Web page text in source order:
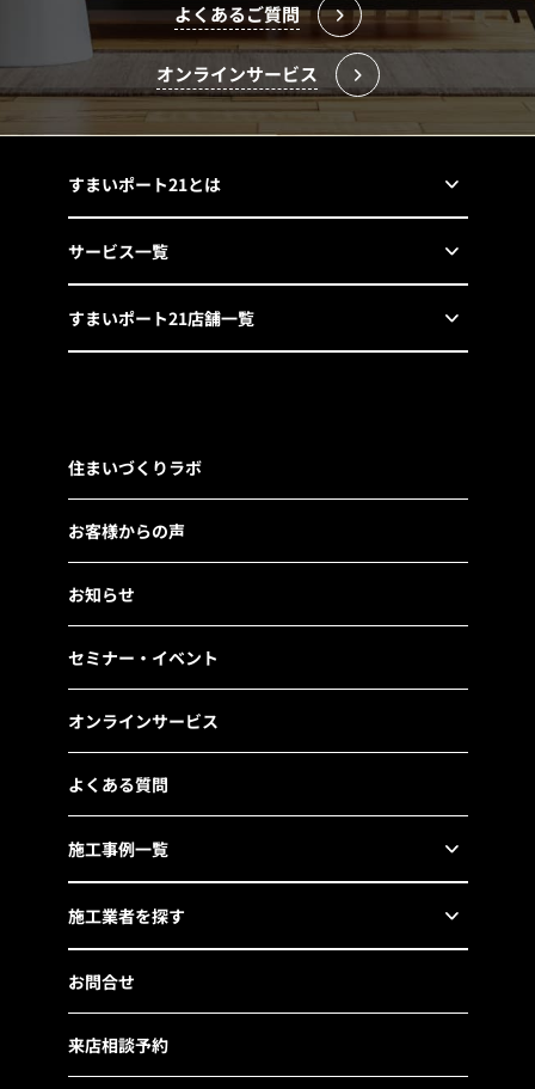
よくあるご質問
オンラインサービス
すまいポート21とは
サービス一覧
すまいポート21店舗一覧
住まいづくりラボ
お客様からの声
お知らせ
セミナー・イベント
オンラインサービス
よくある質問
施工事例一覧
施工業者を探す
お問合せ
来店相談予約